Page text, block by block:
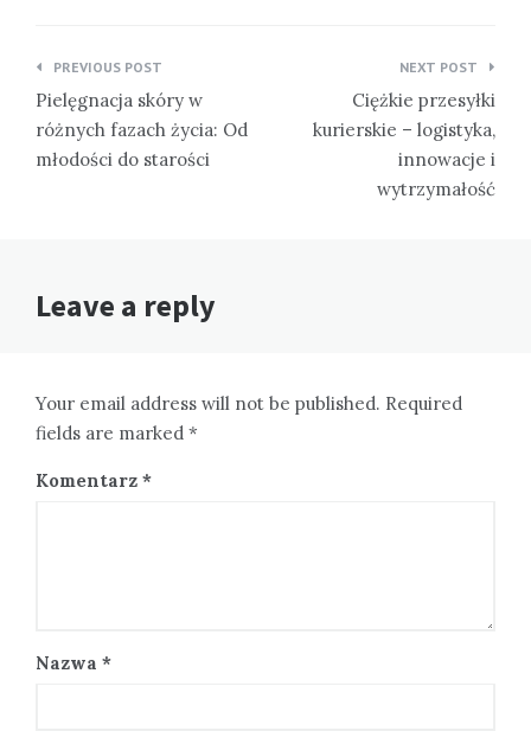
Nawigacja
wpisu
PREVIOUS POST
Pielęgnacja skóry w
różnych fazach życia: Od
młodości do starości
NEXT POST
Ciężkie przesyłki
kurierskie – logistyka,
innowacje i
wytrzymałość
Leave a reply
Your email address will not be published. Required
fields are marked *
Komentarz *
Nazwa *